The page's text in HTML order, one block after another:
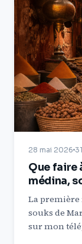
28 mai 2026
Que faire
médina,
La première
souks de
sur mon